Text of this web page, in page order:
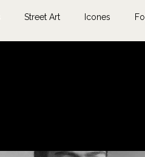
Street Art Icones